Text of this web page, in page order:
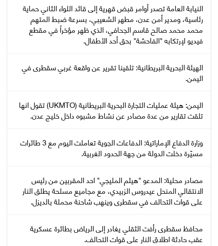
النيابة العامة تصدر أوامر قبض قهرية إلى قائد اللواء الثاني حماية
رئاسية، ومدير أمن عدن، مطهر الشعيبي، بسرعة ضبط المتهم
محمد محمد صالح قاسم الجحافي، الذي ظهر مؤخراً في مقطع
فيديو لإرتكابه "الفاحشة" بحق أحد الأطفال.
‏الهيئة البحرية البريطانية: تلقينا تقرير عن واقعة غربي سقطرى في
اليمن.
اليمن: هيئة عمليات التجارة البحرية البريطانية (UKMTO) تقول انها
تلقت تقارير من عدة مصادر عن نشاط مشبوه داخل خليج عدن.
وزارة الدفاع الإماراتية: الدفاعات الجوية تعاملت اليوم مع 3 طائرات
مسيّرة دخلت الدولة من جهة الحدود الغربية.
مصادر محلية: المدعو "هيثم المليجي" احد المقربين من رئيس
الانتقالي المنحل عيدروس الزبيدي، مع مجاميع مسلحة يطلق النار
على قوات التحالف في سقطرى وينهب شاحنة محملة بالديزل.
محافظ سقطرى رأفت الثقلي يغادر إلى الرياض بطائرة عسكرية
عقب حادثة اطلاق النار على قوات التحالف.